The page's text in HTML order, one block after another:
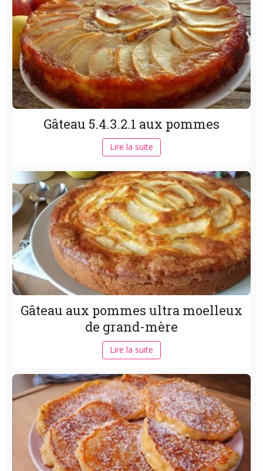
Gâteau 5.4.3.2.1 aux pommes
Lire la suite
Gâteau aux pommes ultra moelleux
de grand-mère
Lire la suite